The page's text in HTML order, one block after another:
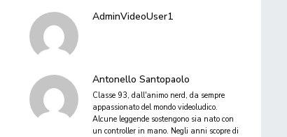
AdminVideoUser1
Antonello Santopaolo
Classe 93, dall'animo nerd, da sempre
appassionato del mondo videoludico.
Alcune leggende sostengono sia nato con
un controller in mano. Negli anni scopre di